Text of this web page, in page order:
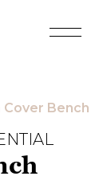
Cover Bench